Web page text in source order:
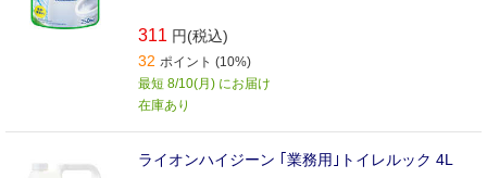
311 円(税込)
32 ポイント (10%)
最短 8/10(月) にお届け
在庫あり
ライオンハイジーン ｢業務用｣トイレルック 4L